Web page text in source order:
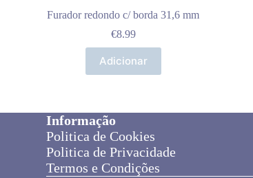
Furador redondo c/ borda 31,6 mm
€8.99
Adicionar
Informação
Politica de Cookies
Politica de Privacidade
Termos e Condições